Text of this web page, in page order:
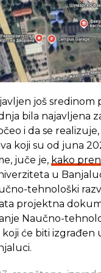
gomilu uživo
video priloge.
koji želite da
na “Sports”
pronaći ono što
reči u panelu za
je EP 2016,
i Češka. Da
prvo na
i unesite
“Spain” ili možda
reči, izlistaće
prenos
možete preuzeti
još sredinom
bila najavljena
i da se realizuje,
koji su od juna
juče je, kako
u
tehnološki
projektna
Naučno-
će biti izgrađen